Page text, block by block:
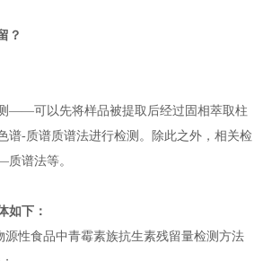
？
——可以先将样品被提取后经过固相萃取柱
谱-质谱质谱法进行检测。除此之外，相关检
质谱法等。
如下：
源性食品中青霉素族抗生素残留量检测方法